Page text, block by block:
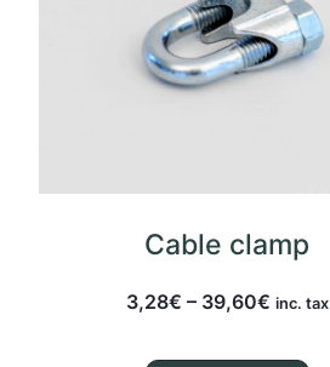
Cable clamp
3,28€ – 39,60€ inc. tax